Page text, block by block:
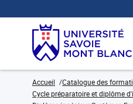
Accueil
Catalogue des
Cycle préparatoire et diplôme